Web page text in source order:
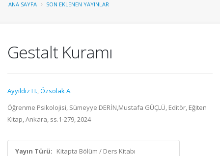
ANA SAYFA SON EKLENEN YAYINLAR
Gestalt Kuramı
Ayyıldız H.,Özsolak A.
Öğrenme Psikolojisi, Sümeyye DERİN,Mustafa GÜÇLÜ, Editör, Eğiten
Kitap, Ankara, ss.1-279, 2024
Yayın Türü: Kitapta Bölüm / Ders Kitabı